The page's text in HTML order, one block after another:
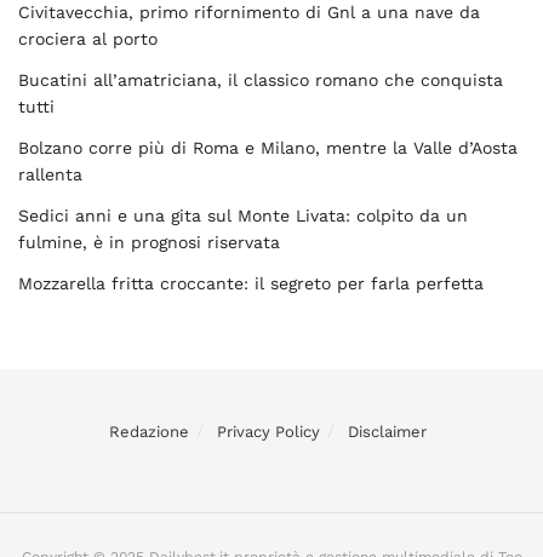
Civitavecchia, primo rifornimento di Gnl a una nave da
crociera al porto
Bucatini all’amatriciana, il classico romano che conquista
tutti
Bolzano corre più di Roma e Milano, mentre la Valle d’Aosta
rallenta
Sedici anni e una gita sul Monte Livata: colpito da un
fulmine, è in prognosi riservata
Mozzarella fritta croccante: il segreto per farla perfetta
Redazione Privacy Policy Disclaimer